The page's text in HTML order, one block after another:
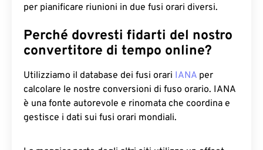
per pianificare riunioni in due fusi orari diversi.
Perché dovresti fidarti del nostro
convertitore di tempo online?
Utilizziamo il database dei fusi orari IANA per
calcolare le nostre conversioni di fuso orario. IANA
è una fonte autorevole e rinomata che coordina e
gestisce i dati sui fusi orari mondiali.